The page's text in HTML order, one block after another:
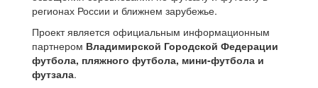
регионах России и ближнем зарубежье.
Проект является официальным информационным
партнером Владимирской Городской Федерации
футбола, пляжного футбола, мини-футбола и
футзала.